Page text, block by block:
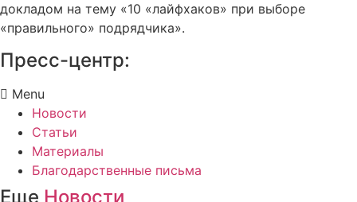
докладом на тему «10 «лайфхаков» при выборе
«правильного» подрядчика».
Пресс-центр:
Menu
Новости
Статьи
Материалы
Благодарственные письма
Еще Новости